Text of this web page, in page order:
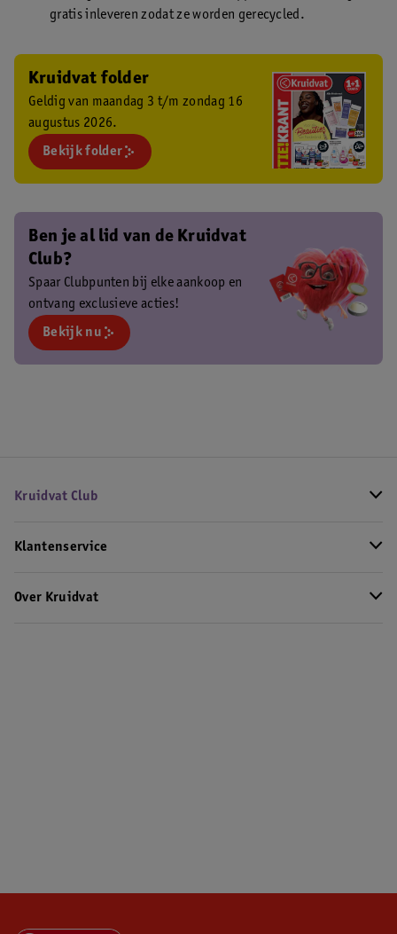
gratis inleveren zodat ze worden gerecycled.
Kruidvat folder
Geldig van maandag 3 t/m zondag 16
augustus 2026.
Bekijk folder
Ben je al lid van de Kruidvat
Club?
Spaar Clubpunten bij elke aankoop en
ontvang exclusieve acties!
Bekijk nu
Kruidvat Club
Klantenservice
Over Kruidvat